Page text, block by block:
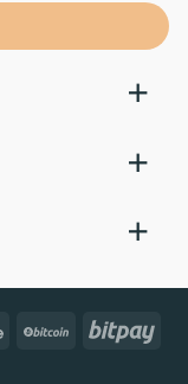
Mollie BitCoin